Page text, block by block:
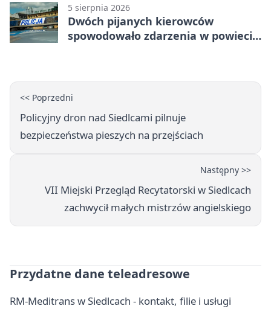
5 sierpnia 2026
Dwóch pijanych kierowców
spowodowało zdarzenia w powiecie
<< Poprzedni
Policyjny dron nad Siedlcami pilnuje
bezpieczeństwa pieszych na przejściach
Następny >>
VII Miejski Przegląd Recytatorski w Siedlcach
zachwycił małych mistrzów angielskiego
Przydatne dane teleadresowe
RM-Meditrans w Siedlcach - kontakt, filie i usługi